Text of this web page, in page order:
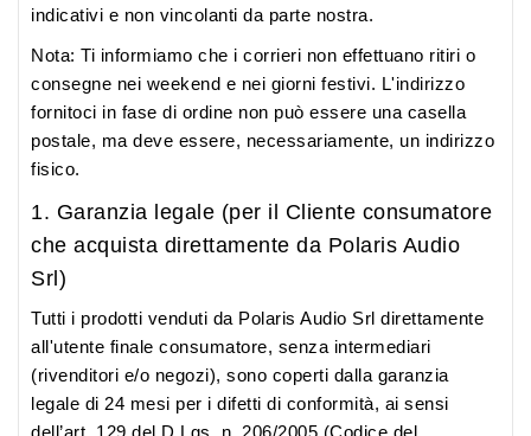
indicativi e non vincolanti da parte nostra.
Nota: Ti informiamo che i corrieri non effettuano ritiri o
consegne nei weekend e nei giorni festivi. L'indirizzo
fornitoci in fase di ordine non può essere una casella
postale, ma deve essere, necessariamente, un indirizzo
fisico.
1. Garanzia legale (per il Cliente consumatore
che acquista direttamente da Polaris Audio
Srl)
Tutti i prodotti venduti da Polaris Audio Srl direttamente
all'utente finale consumatore, senza intermediari
(rivenditori e/o negozi), sono coperti dalla garanzia
legale di 24 mesi per i difetti di conformità, ai sensi